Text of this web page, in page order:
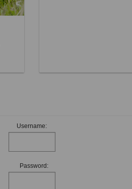
Username:
Password: